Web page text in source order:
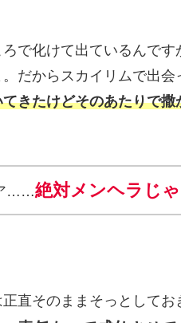
で化けて出ているんで
だからスカイリムで出
きたけどそのあたりで撒
……絶対メンヘラじゃ
直そのままそっとして